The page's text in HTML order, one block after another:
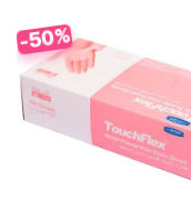
-50%